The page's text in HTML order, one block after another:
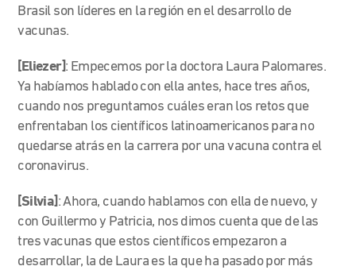
Brasil son líderes en la región en el desarrollo de
vacunas.
[Eliezer]: Empecemos por la doctora Laura Palomares.
Ya habíamos hablado con ella antes, hace tres años,
cuando nos preguntamos cuáles eran los retos que
enfrentaban los científicos latinoamericanos para no
quedarse atrás en la carrera por una vacuna contra el
coronavirus.
[Silvia] : Ahora, cuando hablamos con ella de nuevo, y
con Guillermo y Patricia, nos dimos cuenta que de las
tres vacunas que estos científicos empezaron a
desarrollar, la de Laura es la que ha pasado por más